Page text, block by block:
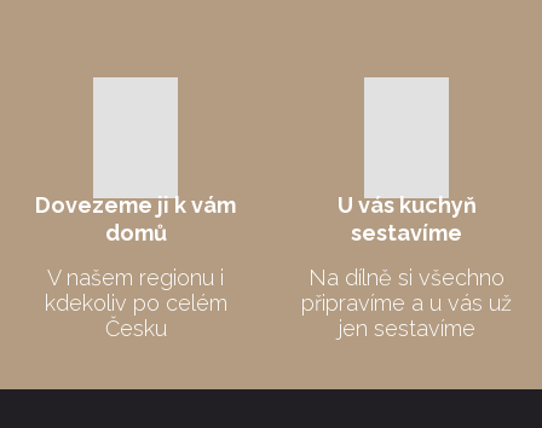
Dovezemeji k vám
domů
V našem regionu i
kdekoliv po celém
Česku
U vás kuchyň
sestavíme
Na dílně si všechno
připravíme a u vás už
jen sestavíme